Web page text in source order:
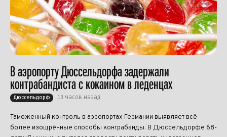
В аэропорту Дюссельдорфа задержали
контрабандиста с кокаином в леденцах
Дюссельдорф 13 часов назад
Таможенный контроль в аэропортах Германии выявляет всё
более изощрённые способы контрабанды. В Дюссельдорфе 68-